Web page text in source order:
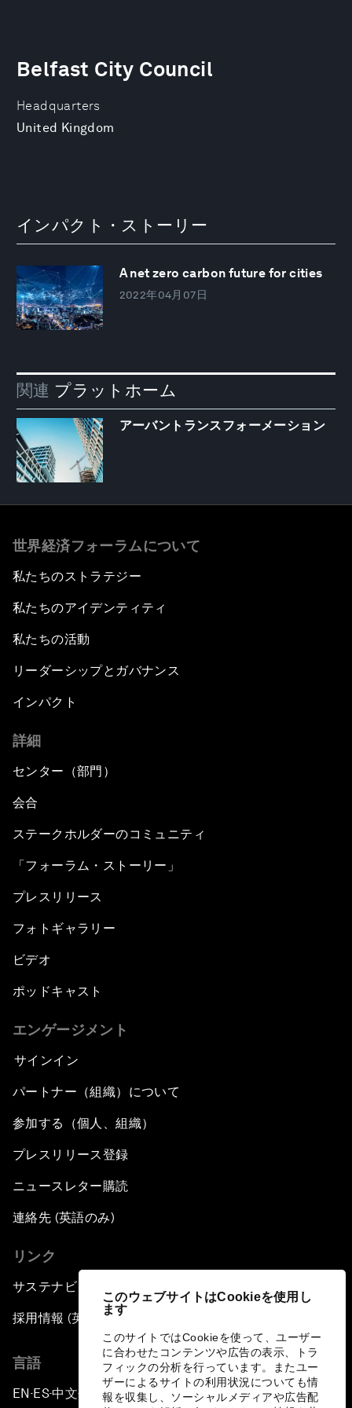
このウェブサイトはCookieを使用し
ます
このサイトではCookieを使って、ユーザー
に合わせたコンテンツや広告の表示、トラ
フィックの分析を行っています。またユー
ザーによるサイトの利用状況についても情
報を収集し、ソーシャルメディアや広告配
Headquarters
United Kingdom
Belfast City Council
インパクト・ストーリー
A net zero carbon future for cities
2022年04月07日
関連 プラットホーム
アーバントランスフォーメーション
世界経済フォーラムについて
私たちのストラテジー
私たちのアイデンティティ
私たちの活動
リーダーシップとガバナンス
インパクト
詳細
センター（部門）
会合
ステークホルダーのコミュニティ
「フォーラム・ストーリー」
プレスリリース
フォトギャラリー
ビデオ
ポッドキャスト
エンゲージメント
サインイン
パートナー（組織）について
参加する（個人、組織）
プレスリリース登録
ニュースレター購読
連絡先 (英語のみ)
リンク
サステナビリティへの取り組み
採用情報 (英語のみ)
言語
EN ▪ES▪中文▪ 日本語